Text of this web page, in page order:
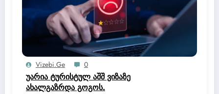
Vizebi.ge 0
უარია ტურისტულ აშშ ვიზაზე
ახალგაზრდა გოგოს.